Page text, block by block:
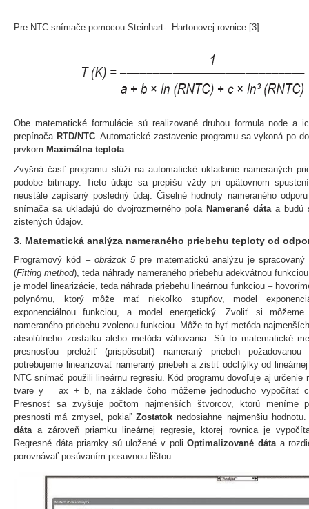
Pre NTC snímače pomocou Steinhart- -Hartonovej rovnice [3]:
Obe matematické formulácie sú realizované druhou formula node a
prepínača RTD/NTC. Automatické zastavenie programu sa vykoná po
prvkom Maximálna teplota
Zvyšná časť programu slúži na automatické ukladanie nameraných
podobe bitmapy. Tieto údaje sa prepíšu vždy pri opätovnom
neustále zapísaný posledný údaj. Číselné hodnoty nameraného
snímača sa ukladajú do dvojrozmerného poľa Namerané dáta a budú
zistených údajov.
3. Matematická analýza nameraného priebehu teploty od
Programový kód – obrázok 5pre matematickú analýzu je
(Fitting method), teda náhrady nameraného priebehu adekvátnou
je model linearizácie, teda náhrada priebehu lineárnou funkciou –
polynómu, ktorý môže mať niekoľko stupňov, model
exponenciálnou funkciou, a model energetický. Zvoliť si
nameraného priebehu zvolenou funkciou. Môže to byť metóda
absolútneho zostatku alebo metóda váhovania. Sú to matematické
presnosťou preložiť (prispôsobiť) nameraný priebeh
potrebujeme linearizovať nameraný priebeh a zistiť odchýlky od
NTC snímač použili lineárnu regresiu. Kód programu dovoľuje aj
tvare y = ax + b, na základe čoho môžeme jednoducho vypočítať
Presnosť sa zvyšuje počtom najmenších štvorcov, ktorú meníme
presnosti má zmysel, pokiaľZostatoknedosiahne najmenšiu
dátaa zároveň priamku lineárnej regresie, ktorej rovnica je
Regresné dáta priamky sú uložené v poliOptimalizované dáta a
porovnávať posúvaním posuvnou lištou.